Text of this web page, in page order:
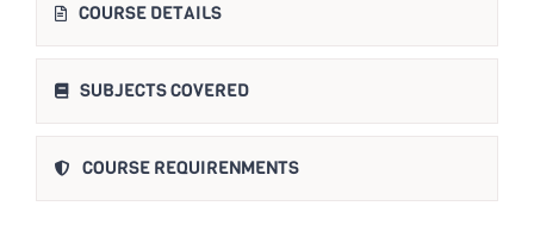
COURSE DETAILS
SUBJECTS COVERED
COURSE REQUIRENMENTS